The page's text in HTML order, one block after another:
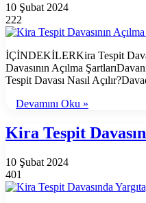
10 Şubat 2024
222
İÇİNDEKİLERKira Tespit
Davasının Açılma
Tespit Davası Nasıl
Devamını Oku »
Kira Tespit
10 Şubat 2024
401